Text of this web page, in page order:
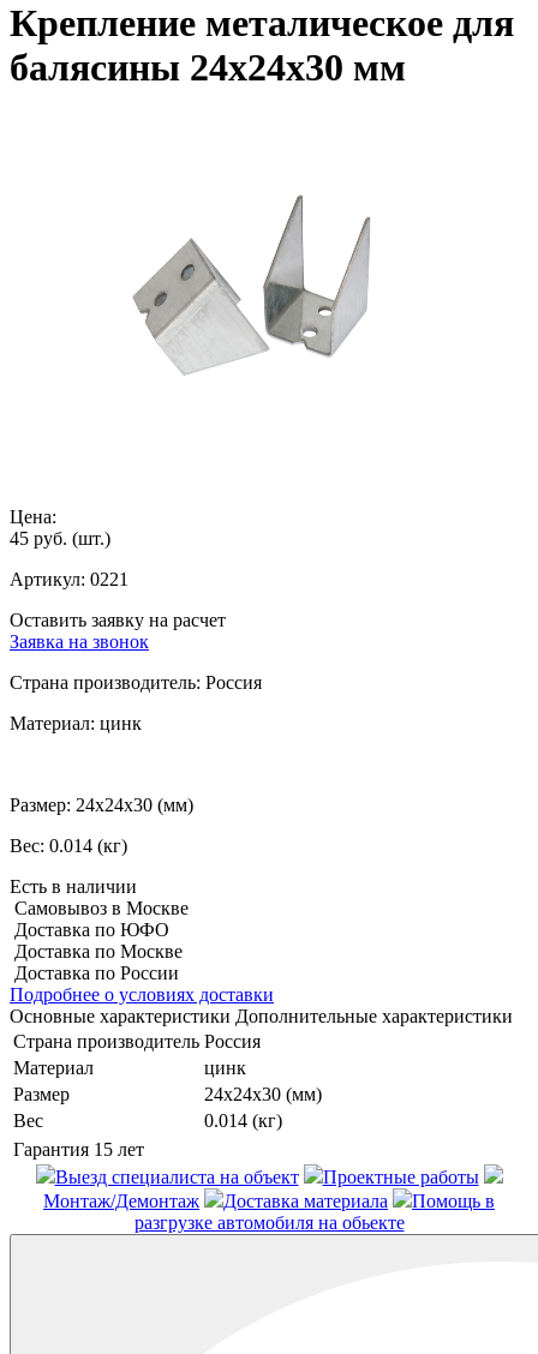
Крепление металическое для
балясины 24х24х30 мм
Цена:
45 руб. (шт.)
Артикул: 0221
Оставить заявку на расчет
Заявка на звонок
Страна производитель: Россия
Материал: цинк
Размер: 24х24х30 (мм)
Вес: 0.014 (кг)
Есть в наличии
Самовывоз в Москве
Доставка по ЮФО
Доставка по Москве
Доставка по России
Подробнее о условиях доставки
Основные характеристики Дополнительные характеристики
Страна производитель Россия
Материал
цинк
Размер
24х24х30 (мм)
Вес
0.014 (кг)
Гарантия 15 лет
Выезд специалиста на объект
Проектные работы
Монтаж/Демонтаж
Доставка материала
Помощь в
разгрузке автомобиля на обьекте